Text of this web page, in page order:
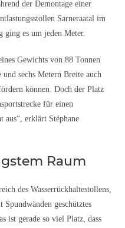
der Demontage einer
Sarneraatal im
ging es um jeden Meter.
Gewichts von 88 Tonnen
sechs Metern Breite auch
können. Doch der Platz
für einen
aus“, erklärt Stéphane
Raum
des Wasserrückhaltestollens,
Spundwänden geschütztes
ist gerade so viel Platz, dass